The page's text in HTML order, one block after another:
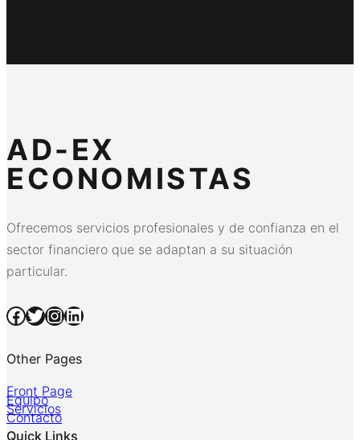
AD-EX
ECONOMISTAS
Ofrecemos servicios profesionales y de confianza en el
sector financiero que se adaptan a su situación
particular.
Facebook Twitter InstagramLinkedIn
Other Pages
Front Page
Equipo
Servicios
Contacto
Quick Links